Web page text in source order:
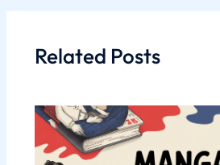
Related Posts